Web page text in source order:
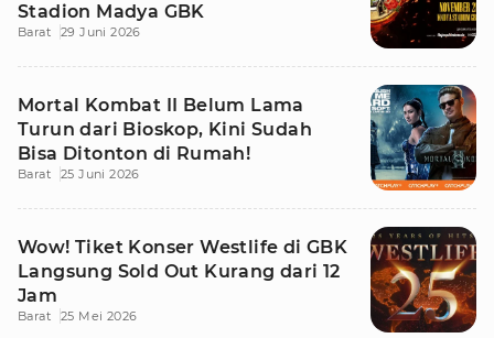
Stadion Madya GBK
Barat 29 Juni 2026
Mortal Kombat II Belum Lama
Turun dari Bioskop, Kini Sudah
Bisa Ditonton di Rumah!
Barat 25 Juni 2026
Wow! Tiket Konser Westlife di GBK
Langsung Sold Out Kurang dari 12
Jam
Barat 25 Mei 2026